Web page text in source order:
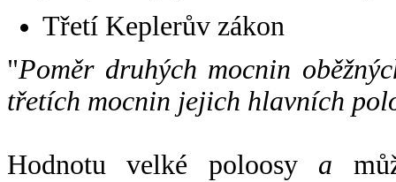
Třetí Keplerův zákon
"Poměr druhých mocnin
třetích mocnin jejich hlavních
Hodnotu velké poloosy a